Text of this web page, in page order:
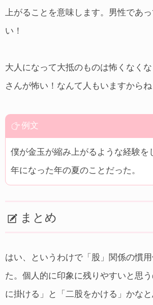
上がることを意味します。男性であ
い！
大人になって大抵のものは怖くなく
さんが怖い！なんて人もいますからね
例文
僕が金玉が縮み上がるような経験を
年になった年の夏のことだった。
まとめ
はい、というわけで「股」関係の慣
た。個人的に印象に残りやすいと思
に掛ける」と「二股をかける」かなと